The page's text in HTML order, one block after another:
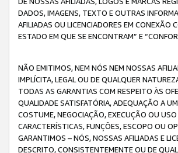
DADOS, IMAGENS, TEXTO E OUTRAS
AFILIADAS OU LICENCIADORES EM CONEXÃO
ESTADO EM QUE SE ENCONTRAM” E
NÃO EMITIMOS, NEM NÓS NEM NOSSAS
IMPLÍCITA, LEGAL OU DE QUALQUER
TODAS AS GARANTIAS COM RESPEITO ÀS
QUALIDADE SATISFATÓRIA, ADEQUAÇÃO A
COSTUME, NEGOCIAÇÃO, EXECUÇÃO OU
CARACTERÍSTICAS, FUNÇÕES, ESCOPO OU
GARANTIMOS – NÓS, NOSSAS AFILIADAS E
DESCRITO, CONSISTENTEMENTE OU DE